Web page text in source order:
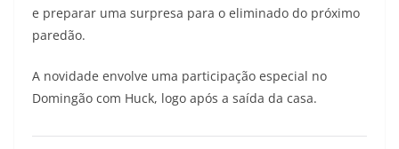
e preparar uma surpresa para o eliminado do próximo
paredão.
A novidade envolve uma participação especial no
Domingão com Huck, logo após a saída da casa.